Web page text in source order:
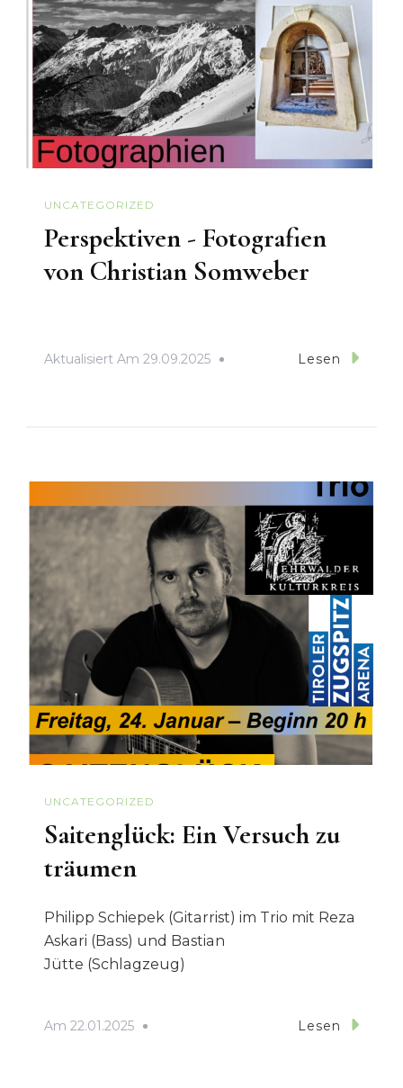
UNCATEGORIZED
Perspektiven - Fotografien
von Christian Somweber
Aktualisiert Am 29.09.2025 Lesen
UNCATEGORIZED
Saitenglück: Ein Versuch zu
träumen
Philipp Schiepek (Gitarrist) im Trio mit Reza
Askari (Bass) und Bastian
Jütte (Schlagzeug)
Am 22.01.2025 Lesen